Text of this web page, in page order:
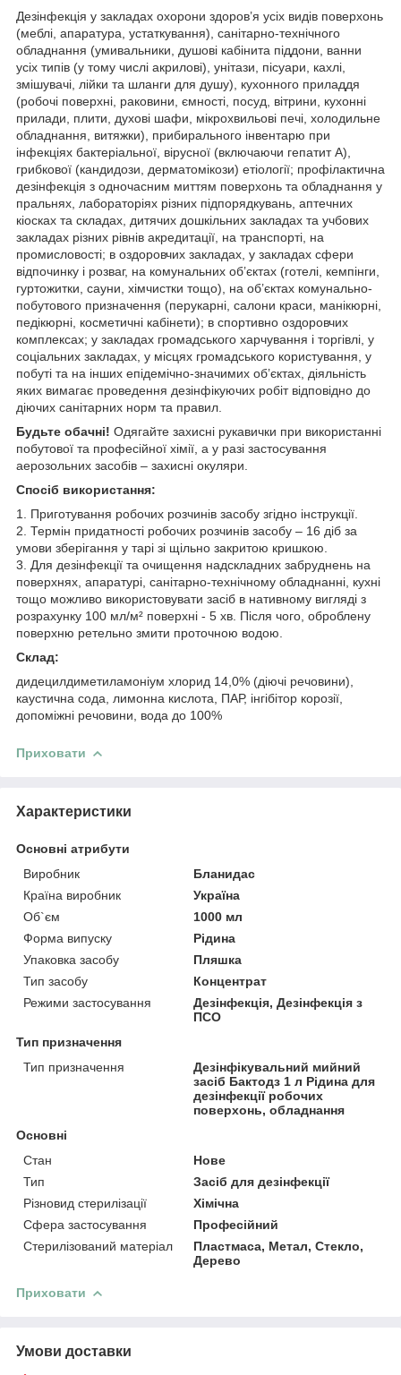
Дезінфекція у закладах охорони здоров’я усіх видів поверхонь
(меблі, апаратура, устаткування), санітарно-технічного
обладнання (умивальники, душові кабінита піддони, ванни
усіх типів (у тому числі акрилові), унітази, пісуари, кахлі,
змішувачі, лійки та шланги для душу), кухонного приладдя
(робочі поверхні, раковини, ємності, посуд, вітрини, кухонні
прилади, плити, духові шафи, мікрохвильові печі, холодильне
обладнання, витяжки), прибирального інвентарю при
інфекціях бактеріальної, вірусної (включаючи гепатит А),
грибкової (кандидози, дерматомікози) етіології; профілактична
дезінфекція з одночасним миттям поверхонь та обладнання у
пральнях, лабораторіях різних підпорядкувань, аптечних
кіосках та складах, дитячих дошкільних закладах та учбових
закладах різних рівнів акредитації, на транспорті, на
промисловості; в оздоровчих закладах, у закладах сфери
відпочинку і розваг, на комунальних об’єктах (готелі, кемпінги,
гуртожитки, сауни, хімчистки тощо), на об’єктах комунально-
побутового призначення (перукарні, салони краси, манікюрні,
педікюрні, косметичні кабінети); в спортивно оздоровчих
комплексах; у закладах громадського харчування і торгівлі, у
соціальних закладах, у місцях громадського користування, у
побуті та на інших епідемічно-значимих об’єктах, діяльність
яких вимагає проведення дезінфікуючих робіт відповідно до
діючих санітарних норм та правил.
Будьте обачні! Одягайте захисні рукавички при використанні
побутової та професійної хімії, а у разі застосування
аерозольних засобів – захисні окуляри.
Спосіб використання:
1. Приготування робочих розчинів засобу згідно інструкції.
2. Термін придатності робочих розчинів засобу – 16 діб за
умови зберігання у тарі зі щільно закритою кришкою.
3. Для дезінфекції та очищення надскладних забруднень на
поверхнях, апаратурі, санітарно-технічному обладнанні, кухні
тощо можливо використовувати засіб в нативному вигляді з
розрахунку 100 мл/м² поверхні - 5 хв. Після чого, оброблену
поверхню ретельно змити проточною водою.
Склад:
дидецилдиметиламоніум хлорид 14,0% (діючі речовини),
каустична сода, лимонна кислота, ПАР, інгібітор корозії,
допоміжні речовини, вода до 100%
Приховати
Характеристики
Основні атрибути
Виробник
Бланидас
Країна виробник
Україна
Об`єм
1000 мл
Форма випуску
Рідина
Упаковка засобу
Пляшка
Тип засобу
Концентрат
Режими застосування
Дезінфекція, Дезінфекція з
ПСО
Тип призначення
Тип призначення
Дезінфікувальний мийний
засіб Бактодз 1 л Рідина для
дезінфекції робочих
поверхонь, обладнання
Основні
Стан
Нове
Тип
Засіб для дезінфекції
Різновид стерилізації
Хімічна
Сфера застосування
Професійний
Стерилізований матеріал
Пластмаса, Метал, Стекло,
Дерево
Приховати
Умови доставки